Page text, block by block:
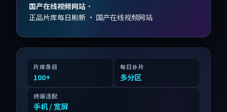
国产在线视频网站 ·
正品片库每日刷新 · 国产在线视频网站
片库条目
100+
每日补片
多分区
终端适配
手机 / 宽屏